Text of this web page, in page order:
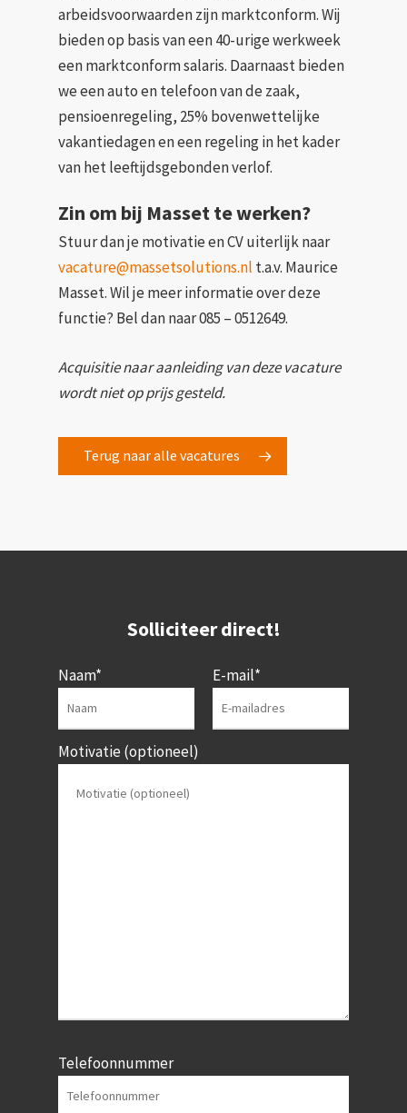
arbeidsvoorwaarden zijn marktconform. Wij
bieden op basis van een 40-urige werkweek
een marktconform salaris. Daarnaast bieden
we een auto en telefoon van de zaak,
pensioenregeling, 25% bovenwettelijke
vakantiedagen en een regeling in het kader
van het leeftijdsgebonden verlof.
Zin om bij Masset te werken?
Stuur dan je motivatie en CV uiterlijk naar
vacature@massetsolutions.nl t.a.v. Maurice
Masset. Wil je meer informatie over deze
functie? Bel dan naar 085 – 0512649.
Acquisitie naar aanleiding van deze vacature
wordt niet op prijs gesteld.
Terug naar alle vacatures
Solliciteer direct!
Naam* E-mail*
Motivatie (optioneel)
Telefoonnummer